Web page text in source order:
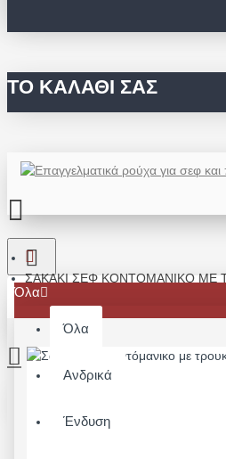
ΤΟ ΚΑΛΆΘΙ ΣΑΣ
Όλα
Όλα
Ανδρικά
Ένδυση
ΣΑΚΆΚΙ ΣΕΦ ΚΟΝΤΌΜΑΝΙΚΟ ΜΕ